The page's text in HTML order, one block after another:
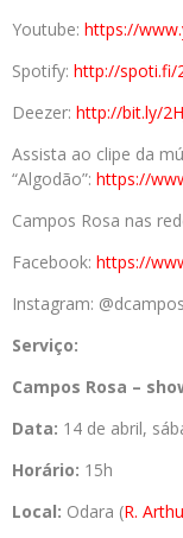
Youtube: https://
Spotify: http://spoti.fi/
Deezer: http://bit.ly/
Assista ao clipe da
“Algodão”: https://
Campos Rosa nas
Facebook: https://
Instagram:
Serviço:
Campos Rosa –
Data: 14 de abril,
Horário: 15h
Local: Odara (R.